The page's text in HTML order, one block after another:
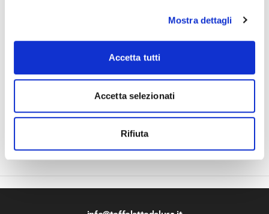
Mostra dettagli
Accetta tutti
Accetta selezionati
Rifiuta
Voto di laurea con un voto superiore a 100
Aver svolto una tesi in diritto del lavoro o diritto